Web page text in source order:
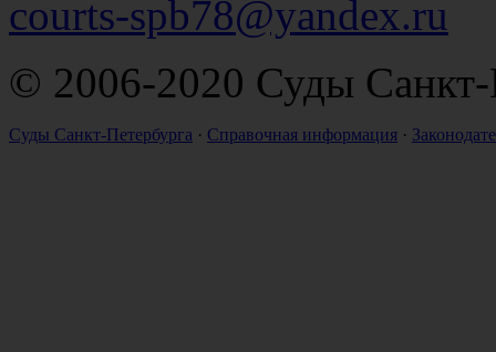
courts-spb78@yandex.ru
© 2006-2020 Суды Санкт-
Суды Санкт-Петербурга · Справочная информация ·